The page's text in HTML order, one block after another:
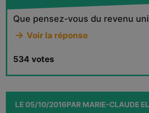
Que pensez-vous du revenu
Voir la réponse
534 votes
LE05/10/2016PAR MARIE-CLAUDE